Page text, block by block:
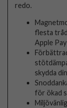
redo.
flesta
Apple
skydda
för ökad